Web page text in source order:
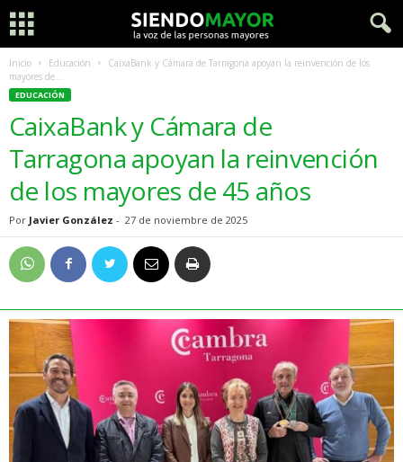
Inicio Educación
CaixaBank y Cámara de Tarragona apoyan la reinvención de los
mayores de...
EDUCACIÓN
CaixaBank y Cámara de
Tarragona apoyan la reinvención
de los mayores de 45 años
Por Javier González - 27 de noviembre de 2025